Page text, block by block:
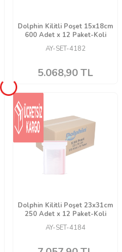
Dolphin Kilitli Poşet 15x18cm
600 Adet x 12 Paket-Koli
AY-SET-4182
5.068,90TL
Dolphin Kilitli Poşet 23x31cm
250 Adet x 12 Paket-Koli
AY-SET-4184